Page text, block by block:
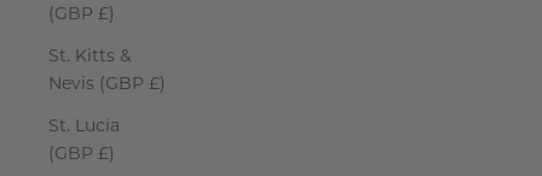
(GBP £)
St. Kitts &
Nevis (GBP £)
St. Lucia
(GBP £)